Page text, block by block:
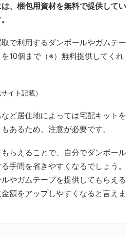
、梱包用資材を無料で提供してい
で利用するダンボールやガムテー
10個まで（※）無料提供してくれ
イト記載）
ど居住地によっては宅配キットを
あるため、注意が必要です。
らえることで、自分でダンボール
手間を省きやすくなるでしょう。
やガムテープを提供してもらえる
額をアップしやすくなると言えま